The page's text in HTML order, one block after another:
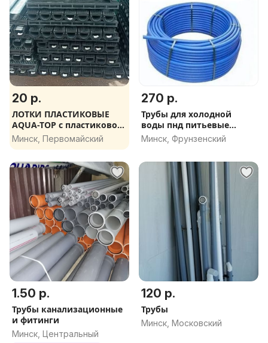
20 р.
ЛОТКИ ПЛАСТИКОВЫЕ
AQUA-TOP с пластиковой
и оцинкованной
решеткой
Минск, Первомайский
270 р.
Трубы для холодной
воды пнд питьевые
польша по 100 м
Минск, Фрунзенский
1.50 р.
Трубы канализационные
и фитинги
Минск, Центральный
120 р.
Трубы
Минск, Московский